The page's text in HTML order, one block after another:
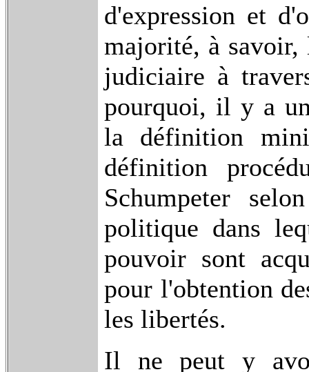
d'expression et
majorité, à
judiciaire à
pourquoi, il y a
la définition
définition
Schumpeter
politique dans
pouvoir sont
pour l'obtention
les libertés.
Il ne peut y